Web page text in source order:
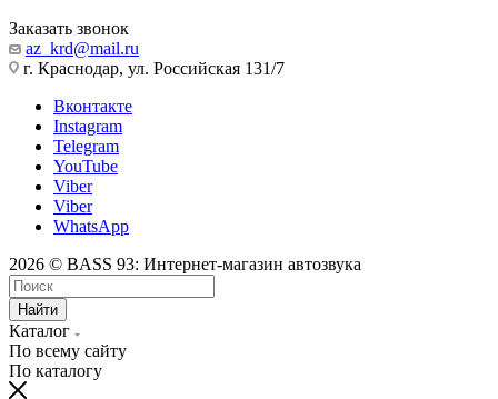
Заказать звонок
az_krd@mail.ru
г. Краснодар, ул. Российская 131/7
Вконтакте
Instagram
Telegram
YouTube
Viber
Viber
WhatsApp
2026 © BASS 93: Интернет-магазин автозвука
Найти
Каталог
По всему сайту
По каталогу